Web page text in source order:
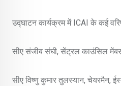
उद्घाटन कार्यक्रम में ICAI के कई
सीए संजीब संघी, सेंट्रल काउंसिल
सीए विष्णु कुमार तुलस्यान, चेयरमैन,